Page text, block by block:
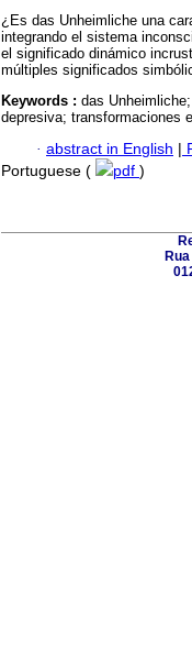
¿Es das Unheimliche una
integrando el sistema
el significado dinámico
múltiples significados
Keywords : das
depresiva; transformaciones
· abstract in English |
Portuguese (
pdf )
Rua